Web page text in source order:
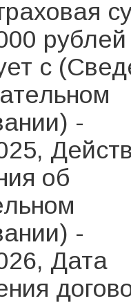
с
-
об
-
Дата